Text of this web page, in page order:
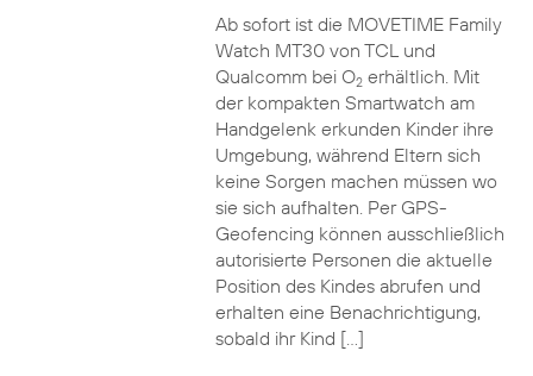
Ab sofort ist die MOVETIME Family
Watch MT30 von TCL und
Qualcomm bei O2erhältlich. Mit
der kompakten Smartwatch am
Handgelenk erkunden Kinder ihre
Umgebung, während Eltern sich
keine Sorgen machen müssen wo
sie sich aufhalten. Per GPS-
Geofencing können ausschließlich
autorisierte Personen die aktuelle
Position des Kindes abrufen und
erhalten eine Benachrichtigung,
sobald ihr Kind […]